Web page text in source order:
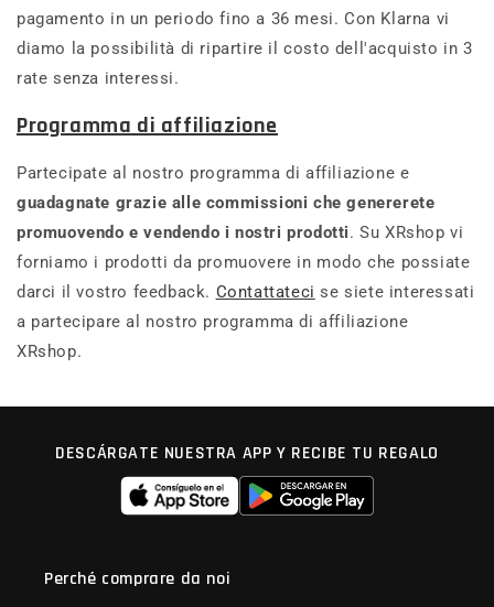
pagamento in un periodo fino a 36 mesi. Con Klarna vi
diamo la possibilità di ripartire il costo dell'acquisto in 3
rate senza interessi.
Programma di affiliazione
Partecipate al nostro programma di affiliazione e
guadagnate grazie alle commissioni che genererete
promuovendo e vendendo i nostri prodotti. Su XRshop vi
forniamo i prodotti da promuovere in modo che possiate
darci il vostro feedback. Contattateci se siete interessati
a partecipare al nostro programma di affiliazione
XRshop.
DESCÁRGATE NUESTRA APP Y RECIBE TU REGALO
Perché comprare da noi